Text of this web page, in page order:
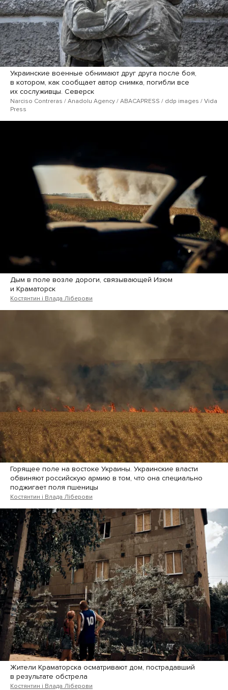
Украинские военные обнимают друг друга после боя,
в котором, как сообщает автор снимка, погибли все
их сослуживцы. Северск
Narciso Contreras / Anadolu Agency / ABACAPRESS / ddp​ images / Vida
Press
Дым в поле возле дороги, связывающей Изюм
и Краматорск
Костянтин і Влада Ліберови
Горящее поле на востоке Украины. Украинские власти
обвиняют российскую армию в том, что она специально
поджигает поля пшеницы
Костянтин і Влада Ліберови
Жители Краматорска осматривают дом, пострадавший
в результате обстрела
Костянтин і Влада Ліберови